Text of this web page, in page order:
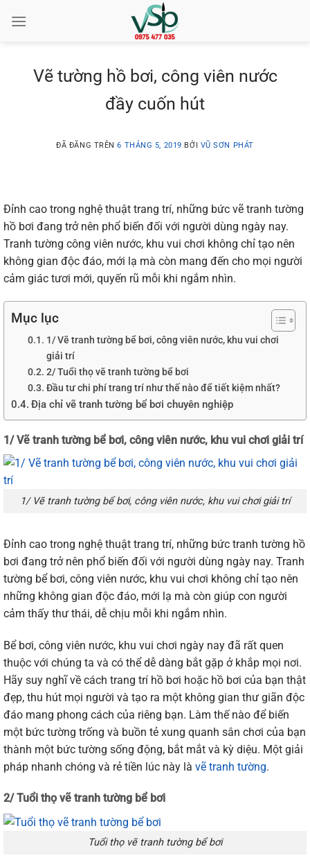
đến
Vẽ tường hồ bơi, công viên nước
đầy cuốn hút
ĐÃ ĐĂNG TRÊN6 THÁNG 5, 2019 BỞI VŨ SƠN PHÁT
Đỉnh cao trong nghệ thuật trang trí, những bức vẽ tranh tường
hồ bơi đang trở nên phổ biến đối với người dùng ngày nay.
Tranh tường công viên nước, khu vui chơi không chỉ tạo nên
không gian độc đáo, mới lạ mà còn mang đến cho mọi người
cảm giác tươi mới, quyến rũ mỗi khi ngắm nhìn.
Mục lục
1/ Vẽ tranh tường bể bơi, công viên nước, khu vui chơi
giải trí
2/ Tuổi thọ vẽ tranh tường bể bơi
Đầu tư chi phí trang trí như thế nào để tiết kiệm nhất?
Địa chỉ vẽ tranh tường bể bơi chuyên nghiệp
1/ Vẽ tranh tường bể bơi, công viên nước, khu vui chơi giải trí
1/ Vẽ tranh tường bể bơi, công viên nước, khu vui chơi giải trí
Đỉnh cao trong nghệ thuật trang trí, những bức tranh tường hồ
bơi đang trở nên phổ biến đối với người dùng ngày nay. Tranh
tường bể bơi, công viên nước, khu vui chơi không chỉ tạo nên
những không gian độc đáo, mới lạ mà còn giúp con người
cảm thấy thư thái, dễ chịu mỗi khi ngắm nhìn.
Bể bơi, công viên nước, khu vui chơi ngày nay đã rất quen
thuộc với chúng ta và có thể dễ dàng bắt gặp ở khắp mọi nơi.
Hãy suy nghĩ về cách trang trí hồ bơi hoặc hồ bơi của bạn thật
đẹp, thu hút mọi người và tạo ra một không gian thư giãn độc
đáo mang phong cách của riêng bạn. Làm thế nào để biến
một bức tường trống và buồn tẻ xung quanh sân chơi của bạn
thành một bức tường sống động, bắt mắt và kỳ diệu. Một giải
pháp nhanh chóng và rẻ tiền lúc này là vẽ tranh tường.
2/ Tuổi thọ vẽ tranh tường bể bơi
Tuổi thọ vẽ tranh tường bể bơi